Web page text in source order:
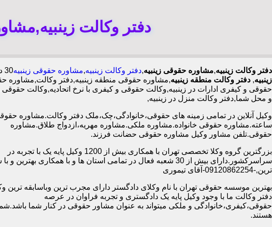
دفتر وکالت
دفتر وکالت زینبیه,مشاوره حقوقی زینبیه,دفتر وکالت زینبیه,مشاوره حقوقی زینبیه30 در صد تخفیف,-09120862254-آقای تیموری-,شبانه روزی وکلا مجرب,دفتر وکالت محدوده زینبیه,
زینبیه, دفتر وکالت منطقه زینبیه,مشاوره حقوقی منطقه زینبیه,دفتر
حقوقی و کیفری ادارات در زینبیه,وکالت حقوقی و کیفری با نرخ اتحادیه,وکالت
و محل شما,دفتر وکالت منزل در زینبیه,
ساعته.مشاوره حقوقی خانواده.مشاوره ملکی.مشاوره مهریه،ازدواج طلاق.مشاوره
حقوقی.تلفن مشاور وکیل مشاوره حقوقی حضانت فرزند.
بزرگترین گروه وکلا تخصصی تهران با همکاری بیش از 1200 وکیل پایه یک با تجربه در
سراسرکشور.دارای بیش از 30 شعبه فعال در تمامی استان ها و با همکاری بهترین و
ترین,-09120862254-آقای تیموری
بهترین موسسه حقوقی تهران با نام وکلای دادگستر دارای مجرب ترین وباسابقه ترین
دفتر وکالت ما با وجود وکیل پایه یک دادگستری و تجربه فراوان در عرصه
حقوقی،کیفری،خانوادگی و ملکی میتواند به عنوان مشاور حقوقی در کنار شما
هستند.